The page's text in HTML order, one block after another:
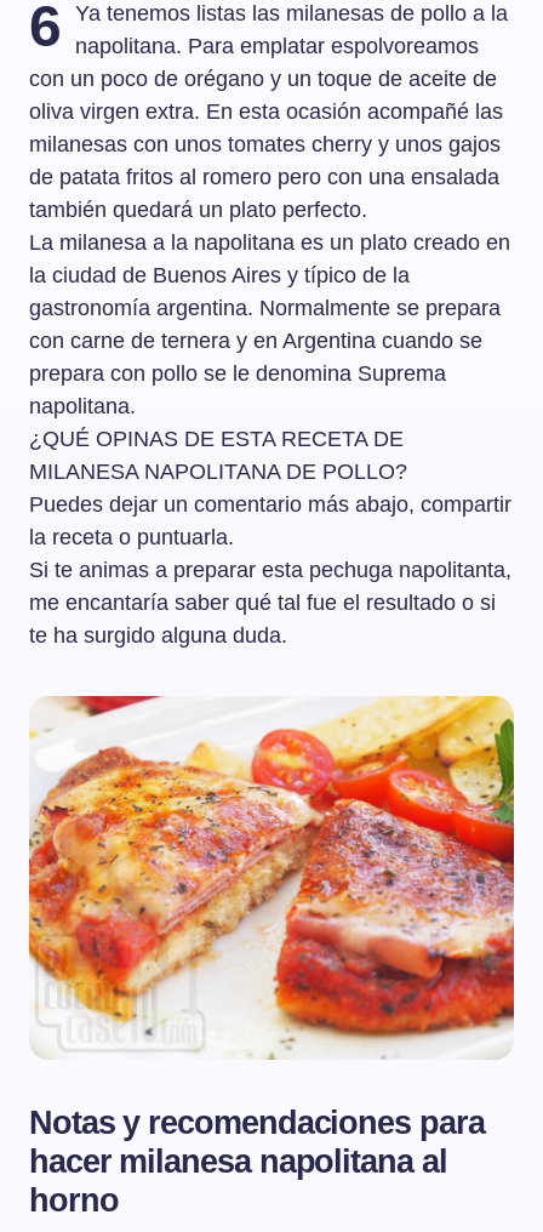
6
Ya tenemos listas las milanesas de pollo a la
napolitana. Para emplatar espolvoreamos
con un poco de orégano y un toque de aceite de
oliva virgen extra. En esta ocasión acompañé las
milanesas con unos tomates cherry y unos gajos
de patata fritos al romero pero con una ensalada
también quedará un plato perfecto.
La milanesa a la napolitana es un plato creado en
la ciudad de Buenos Aires y típico de la
gastronomía argentina. Normalmente se prepara
con carne de ternera y en Argentina cuando se
prepara con pollo se le denomina Suprema
napolitana.
¿QUÉ OPINAS DE ESTA RECETA DE
MILANESA NAPOLITANA DE POLLO?
Puedes dejar un comentario más abajo, compartir
la receta o puntuarla.
Si te animas a preparar esta pechuga napolitanta,
me encantaría saber qué tal fue el resultado o si
te ha surgido alguna duda.
Notas y recomendaciones para
hacer milanesa napolitana al
horno